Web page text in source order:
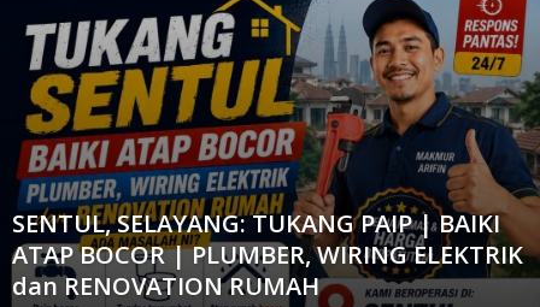
SENTUL, SELAYANG: TUKANG PAIP | BAIKI
ATAP BOCOR | PLUMBER, WIRING ELEKTRIK
dan RENOVATION RUMAH